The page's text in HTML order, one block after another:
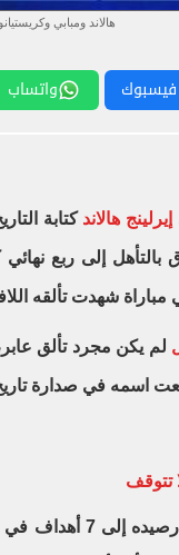
هالاند ومبابي
فيسبوك واتساب
هالاند كتابة
لم يكن مجرد تألق
اسمه في صدارة تاريخ
تتوقف